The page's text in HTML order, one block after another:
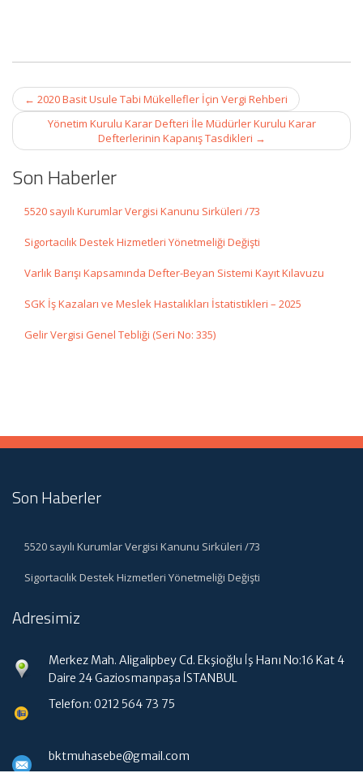
Post
navigation
← 2020 Basit Usule Tabi Mükellefler İçin Vergi Rehberi
Yönetim Kurulu Karar Defteri İle Müdürler Kurulu Karar
Defterlerinin Kapanış Tasdikleri →
Son Haberler
5520 sayılı Kurumlar Vergisi Kanunu Sirküleri /73
Sigortacılık Destek Hizmetleri Yönetmeliği Değişti
Varlık Barışı Kapsamında Defter-Beyan Sistemi Kayıt Kılavuzu
SGK İş Kazaları ve Meslek Hastalıkları İstatistikleri – 2025
Gelir Vergisi Genel Tebliği (Seri No: 335)
Son Haberler
5520 sayılı Kurumlar Vergisi Kanunu Sirküleri /73
Sigortacılık Destek Hizmetleri Yönetmeliği Değişti
Adresimiz
Merkez Mah. Aligalipbey Cd. Ekşioğlu İş Hanı No:16 Kat 4
Daire 24 Gaziosmanpaşa İSTANBUL
Telefon: 0212 564 73 75
bktmuhasebe@gmail.com